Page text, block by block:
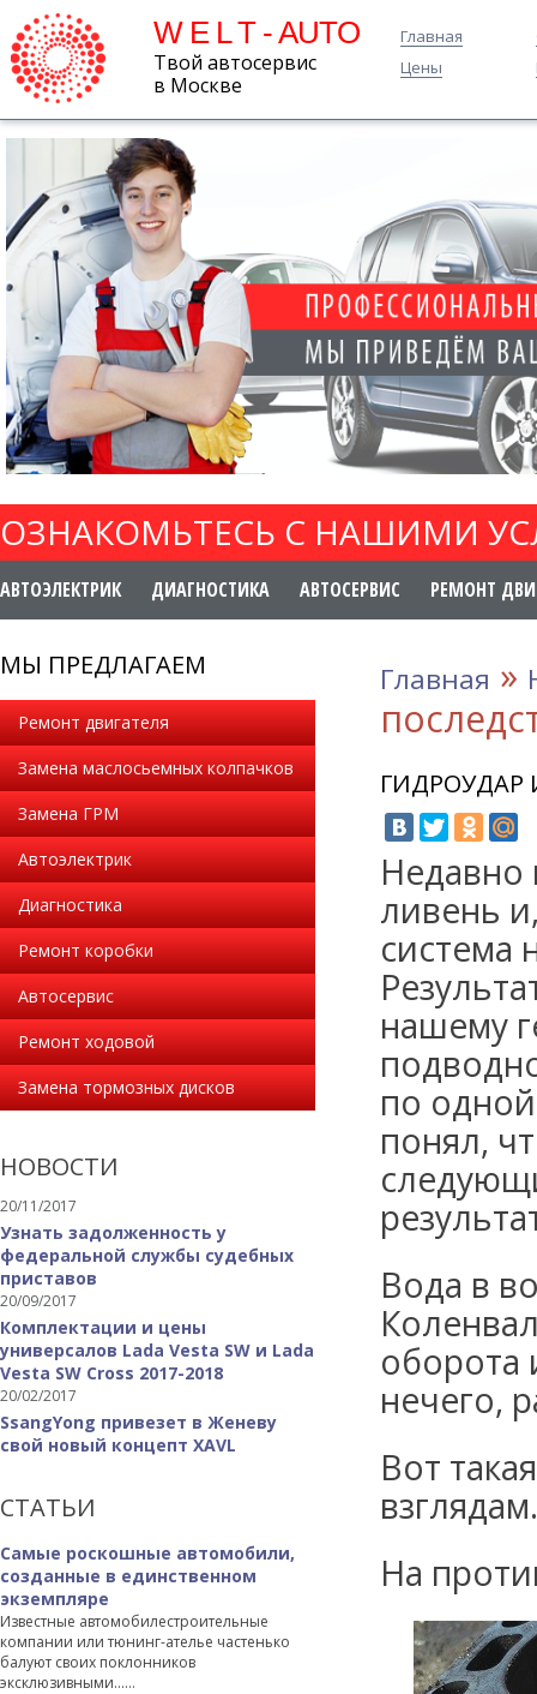
W E L T - AUTO
Твой автосервис
в Москве
Главная
Цены
ОЗНАКОМЬТЕСЬ С НАШИМИ
АВТОЭЛЕКТРИК ДИАГНОСТИКА АВТОСЕРВИС РЕМОНТ
МЫ ПРЕДЛАГАЕМ
Ремонт двигателя
Замена маслосьемных колпачков
Замена ГРМ
Автоэлектрик
Диагностика
Ремонт коробки
Автосервис
Ремонт ходовой
Замена тормозных дисков
НОВОСТИ
20/11/2017
Узнать задолженность у
федеральной службы судебных
приставов
20/09/2017
Комплектации и цены
универсалов Lada Vesta SW и Lada
Vesta SW Cross 2017-2018
20/02/2017
SsangYong привезет в Женеву
свой новый концепт XAVL
СТАТЬИ
Самые роскошные автомобили,
созданные в единственном
экземпляре
Известные автомобилестроительные
компании или тюнинг-ателье частенько
балуют своих поклонников
эксклюзивными…...
Главная »
ГИДРОУДАР
ливень
система
нашему
по
понял,
Вода в
оборота
нечего,
Вот
взглядам.
На